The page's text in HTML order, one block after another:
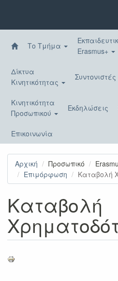
περιεχόμενο
Το Τμήμα
Erasmus+
Δίκτυα
Κινητικότητας
Συντονιστές
Κινητικότητα
Προσωπικού
Εκδηλώσεις
Επικοινωνία
Αρχική Προσωπικό
Επιμόρφωση
Καταβολή
Καταβολή